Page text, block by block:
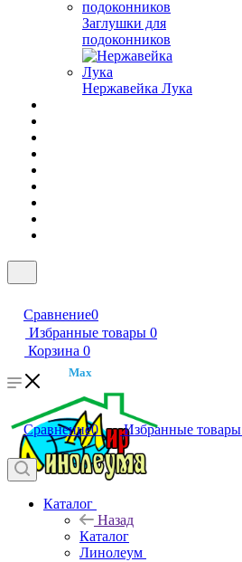
Заглушки для
подоконников
Нержавейка Лука
Сравнение0
Избранные товары 0
Корзина 0
Max
Сравнение0 Избранные товары
Каталог
Назад
Каталог
Линолеум